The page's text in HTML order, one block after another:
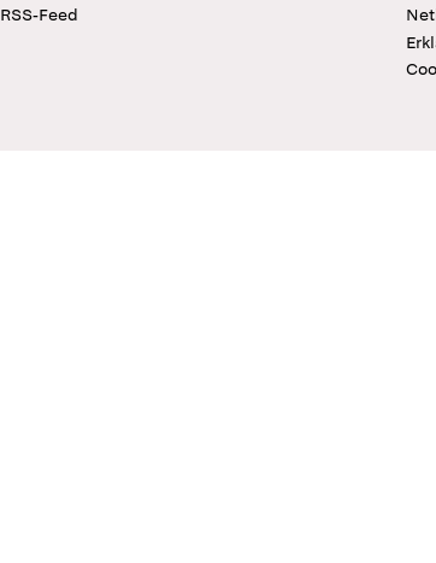
RSS-Feed